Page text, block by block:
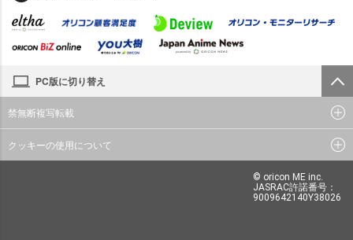
PC版に切り替え
禁無断複写転載
クッキーの使用について
© oricon ME inc.
JASRAC許諾番号：
9009642140Y38026